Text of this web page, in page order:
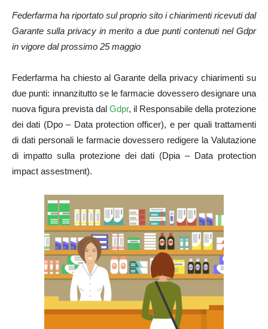
Federfarma ha riportato sul proprio sito i chiarimenti ricevuti dal
Garante sulla privacy in merito a due punti contenuti nel Gdpr
in vigore dal prossimo 25 maggio
Federfarma ha chiesto al Garante della privacy chiarimenti su
due punti: innanzitutto se le farmacie dovessero designare una
nuova figura prevista dal Gdpr, il Responsabile della protezione
dei dati (Dpo – Data protection officer), e per quali trattamenti
di dati personali le farmacie dovessero redigere la Valutazione
di impatto sulla protezione dei dati (Dpia – Data protection
impact assestment).